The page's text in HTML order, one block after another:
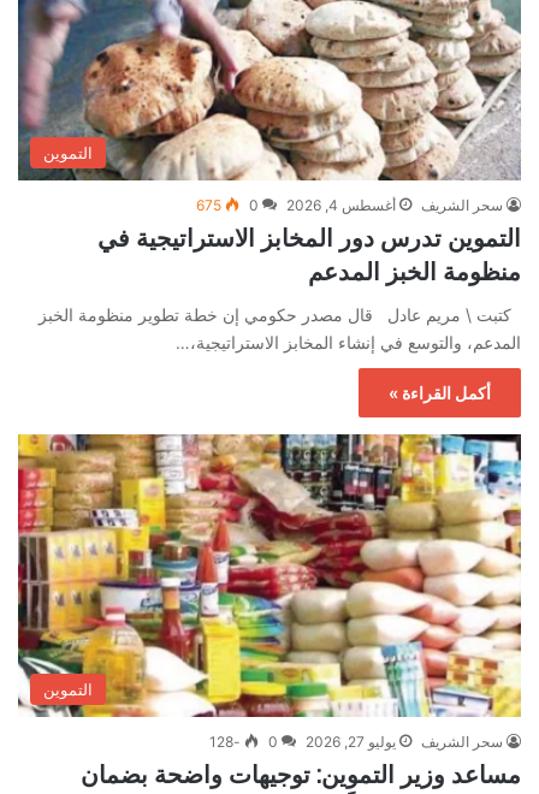
التموين
سحر الشريف أغسطس 4, 2026 0
675
التموين تدرس دور المخابز الاستراتيجية في
منظومة الخبز المدعم
كتبت \ مريم عادل قال مصدر حكومي إن خطة تطوير منظومة الخبز
المدعم، والتوسع في إنشاء المخابز الاستراتيجية،…
أكمل القراءة »
التموين
سحر الشريف يوليو 27, 2026 0
-128
مساعد وزير التموين: توجيهات واضحة بضمان